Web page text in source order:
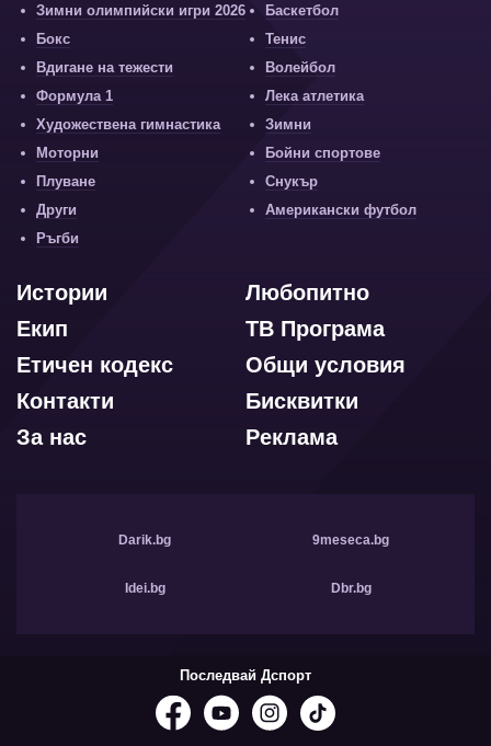
Зимни олимпийски игри 2026
Баскетбол
Бокс
Тенис
Вдигане на тежести
Волейбол
Формула 1
Лека атлетика
Художествена гимнастика
Зимни
Моторни
Бойни спортове
Плуване
Снукър
Други
Американски футбол
Ръгби
Любопитно
Истории
ТВ Програма
Екип
Общи условия
Етичен кодекс
Бисквитки
Контакти
Реклама
За нас
Darik.bg 9meseca.bg
Idei.bg Dbr.bg
Последвай Дспорт